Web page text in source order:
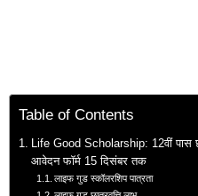
Table of Contents
Life Good Scholarship: 12वीं पास
आवेदन फॉर्म 15 दिसंबर तक
लाइफ गुड स्कॉलरशिप पात्रता